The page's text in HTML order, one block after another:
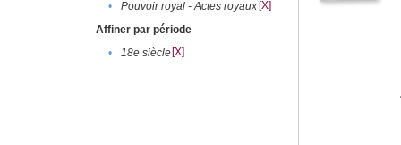
• Pouvoir royal - Actes royaux [X]
Affiner par période
•
18e siècle[X]